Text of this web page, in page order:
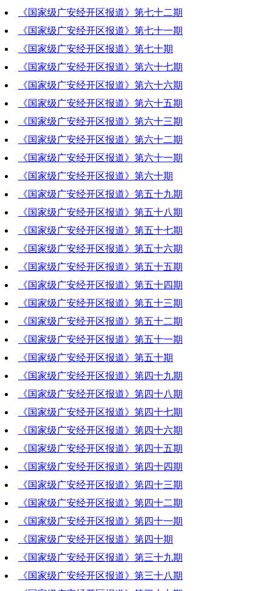
《国家级广安经开区报道》第七十二期
《国家级广安经开区报道》第七十一期
《国家级广安经开区报道》第七十期
《国家级广安经开区报道》第六十七期
《国家级广安经开区报道》第六十六期
《国家级广安经开区报道》第六十五期
《国家级广安经开区报道》第六十三期
《国家级广安经开区报道》第六十二期
《国家级广安经开区报道》第六十一期
《国家级广安经开区报道》第六十期
《国家级广安经开区报道》第五十九期
《国家级广安经开区报道》第五十八期
《国家级广安经开区报道》第五十七期
《国家级广安经开区报道》第五十六期
《国家级广安经开区报道》第五十五期
《国家级广安经开区报道》第五十四期
《国家级广安经开区报道》第五十三期
《国家级广安经开区报道》第五十二期
《国家级广安经开区报道》第五十一期
《国家级广安经开区报道》第五十期
《国家级广安经开区报道》第四十九期
《国家级广安经开区报道》第四十八期
《国家级广安经开区报道》第四十七期
《国家级广安经开区报道》第四十六期
《国家级广安经开区报道》第四十五期
《国家级广安经开区报道》第四十四期
《国家级广安经开区报道》第四十三期
《国家级广安经开区报道》第四十二期
《国家级广安经开区报道》第四十一期
《国家级广安经开区报道》第四十期
《国家级广安经开区报道》第三十九期
《国家级广安经开区报道》第三十八期